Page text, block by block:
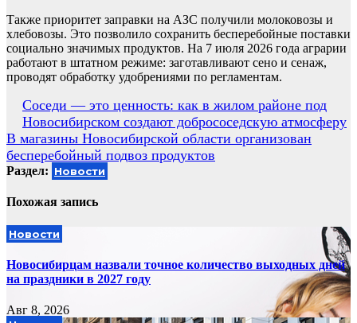
Также приоритет заправки на АЗС получили молоковозы и
хлебовозы. Это позволило сохранить бесперебойные поставки
социально значимых продуктов. На 7 июля 2026 года аграрии
работают в штатном режиме: заготавливают сено и сенаж,
проводят обработку удобрениями по регламентам.
Навигация
по
записям
Соседи — это ценность: как в жилом районе под
Новосибирском создают добрососедскую атмосферу
В магазины Новосибирской области организован
бесперебойный подвоз продуктов
Раздел: Новости
Похожая запись
Новости
Новосибирцам назвали точное количество выходных дней
на праздники в 2027 году
Авг 8, 2026